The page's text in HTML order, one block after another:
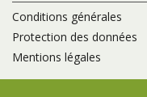
Conditions générales
Protection des données
Mentions légales